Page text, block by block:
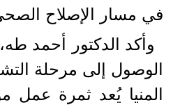
في مسار الإصلاح
وأكد الدكتور أحمد
الوصول إلى مرحلة
المنيا يُعد ثمرة